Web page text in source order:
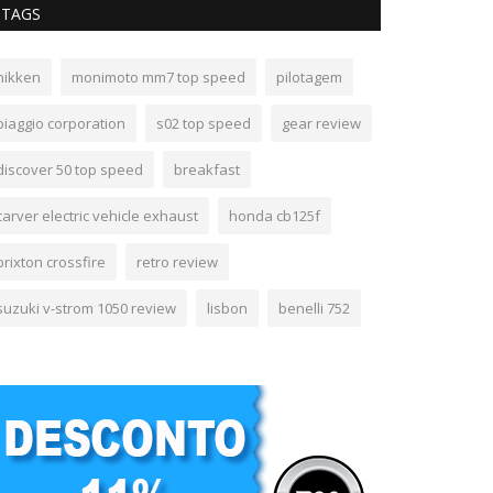
TAGS
monimoto mm7 top speed pilotagem
corporation s02 top speed gear review
50 top speed breakfast
electric vehicle exhaust honda cb125f
crossfire retro review
v-strom 1050 review lisbon benelli 752